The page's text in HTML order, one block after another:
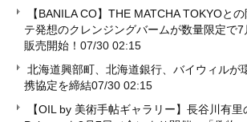
【BANILA CO】THE MATCHA TOKYOと
テ発想のクレンジングバームが数量限定で
販売開始！ 07/30 02:15
北海道興部町、北海道銀行、バイウィルが
携協定を締結07/30 02:15
【OIL by 美術手帖ギャラリー】長谷川有